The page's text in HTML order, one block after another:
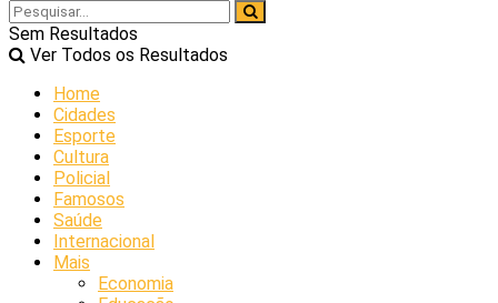
Sem Resultados
Ver Todos os Resultados
Home
Cidades
Esporte
Cultura
Policial
Famosos
Saúde
Internacional
Mais
Economia